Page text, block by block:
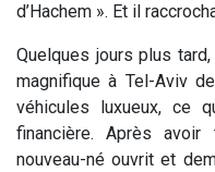
d’Hachem ». Et il
Quelques jours plus
magnifique à Tel-Aviv
véhicules luxueux, ce
financière. Après
nouveau-né ouvrit et